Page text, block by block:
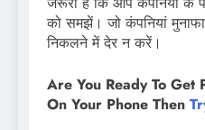
को समझें। जो कंपनियां
निकलने में देर न करें।
Are You Ready To Get
On Your Phone Then